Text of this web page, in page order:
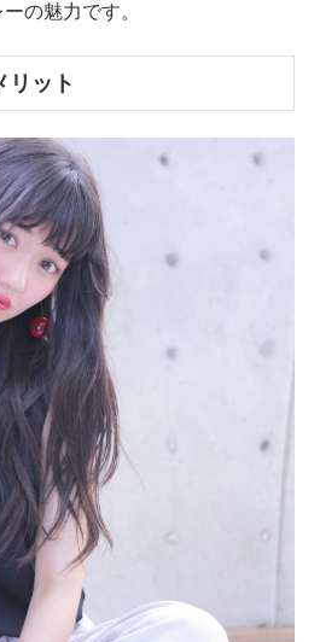
の魅力です。
リット